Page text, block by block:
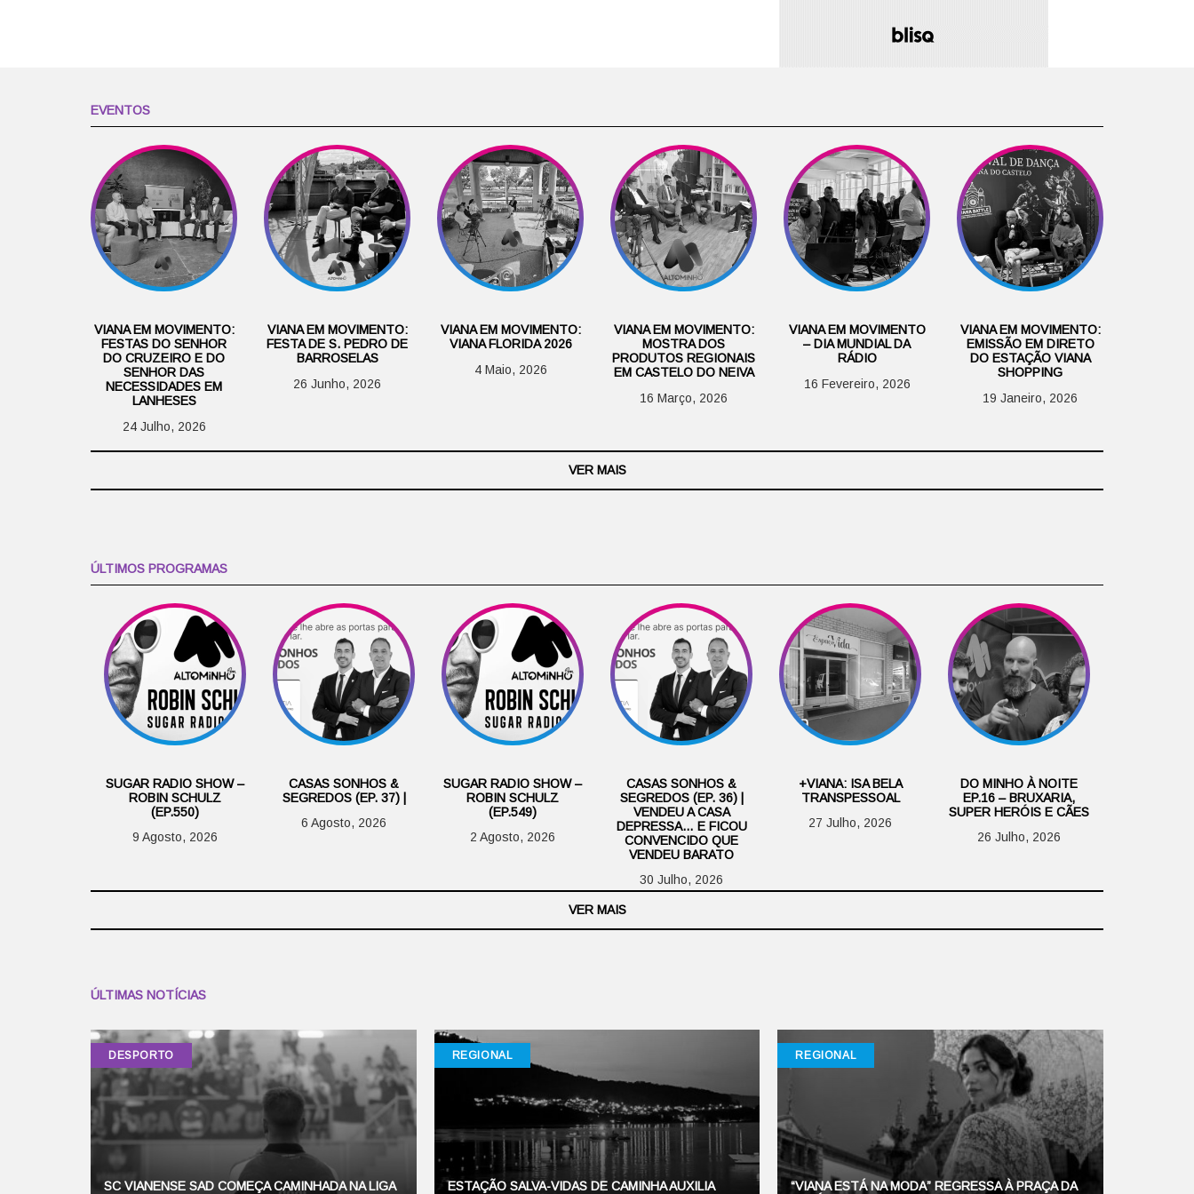
EVENTOS
VIANA EM MOVIMENTO:
FESTAS DO SENHOR
DO CRUZEIRO E DO
SENHOR DAS
NECESSIDADES EM
LANHESES
24 Julho, 2026
VIANA EM MOVIMENTO:
FESTA DE S. PEDRO DE
BARROSELAS
26 Junho, 2026
VIANA EM MOVIMENTO:
VIANA FLORIDA 2026
4 Maio, 2026
VIANA EM MOVIMENTO:
MOSTRA DOS
PRODUTOS REGIONAIS
EM CASTELO DO NEIVA
16 Março, 2026
VIANA EM MOVIMENTO
– DIA MUNDIAL DA
RÁDIO
16 Fevereiro, 2026
VIANA EM MOVIMENTO:
EMISSÃO EM DIRETO
DO ESTAÇÃO VIANA
SHOPPING
19 Janeiro, 2026
VER MAIS
ÚLTIMOS PROGRAMAS
SUGAR RADIO SHOW –
ROBIN SCHULZ
(EP.550)
9 Agosto, 2026
CASAS SONHOS &
SEGREDOS (EP. 37) |
6 Agosto, 2026
SUGAR RADIO SHOW –
ROBIN SCHULZ
(EP.549)
2 Agosto, 2026
CASAS SONHOS &
SEGREDOS (EP. 36) |
VENDEU A CASA
DEPRESSA… E FICOU
CONVENCIDO QUE
VENDEU BARATO
30 Julho, 2026
+VIANA: ISA BELA
TRANSPESSOAL
27 Julho, 2026
DO MINHO À NOITE
EP.16 – BRUXARIA,
SUPER HERÓIS E CÃES
26 Julho, 2026
VER MAIS
ÚLTIMAS NOTÍCIAS
DESPORTO
SC VIANENSE SAD COMEÇA CAMINHADA NA LIGA
REGIONAL
ESTAÇÃO SALVA-VIDAS DE CAMINHA AUXILIA
REGIONAL
“VIANA ESTÁ NA MODA” REGRESSA À PRAÇA DA